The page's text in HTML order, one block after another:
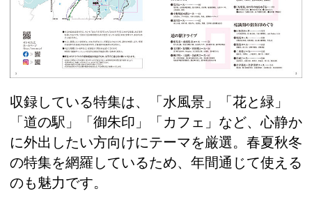
収録している特集は、「水風景」「花と緑」
「道の駅」「御朱印」「カフェ」など、心静か
に外出したい方向けにテーマを厳選。春夏秋冬
の特集を網羅しているため、年間通じて使える
のも魅力です。